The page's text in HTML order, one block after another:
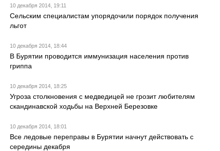
10 декабря 2014, 19:11
Сельским специалистам упорядочили порядок получения
льгот
10 декабря 2014, 18:44
В Бурятии проводится иммунизация населения против
гриппа
10 декабря 2014, 18:25
Угроза столкновения с медведицей не грозит любителям
скандинавской ходьбы на Верхней Березовке
10 декабря 2014, 18:01
Все ледовые переправы в Бурятии начнут действовать с
середины декабря